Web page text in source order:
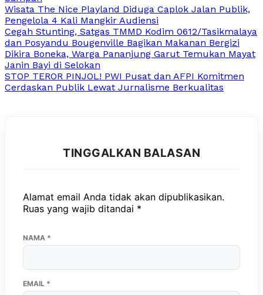
Wisata The Nice Playland Diduga Caplok Jalan Publik,
Pengelola 4 Kali Mangkir Audiensi
Cegah Stunting, Satgas TMMD Kodim 0612/Tasikmalaya
dan Posyandu Bougenville Bagikan Makanan Bergizi
Dikira Boneka, Warga Pananjung Garut Temukan Mayat
Janin Bayi di Selokan
STOP TEROR PINJOL! PWI Pusat dan AFPI Komitmen
Cerdaskan Publik Lewat Jurnalisme Berkualitas
TINGGALKAN BALASAN
Alamat email Anda tidak akan dipublikasikan.
Ruas yang wajib ditandai *
NAMA *
EMAIL *